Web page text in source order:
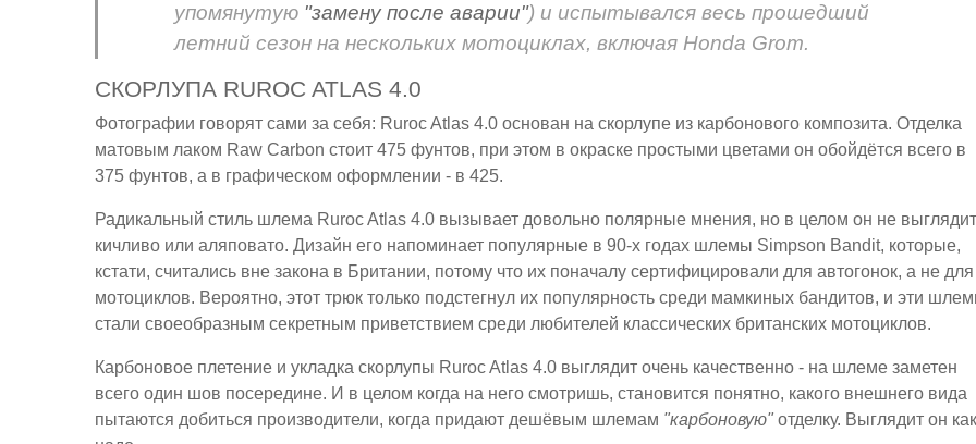
упомянутую "замену после аварии") и испытывался весь прошедший
летний сезон на нескольких мотоциклах, включая Honda Grom.
СКОРЛУПА RUROC ATLAS 4.0
Фотографии говорят сами за себя: Ruroc Atlas 4.0 основан на скорлупе из карбонового композита. Отделка
матовым лаком Raw Carbon стоит 475 фунтов, при этом в окраске простыми цветами он обойдётся всего в
375 фунтов, а в графическом оформлении - в 425.
Радикальный стиль шлема Ruroc Atlas 4.0 вызывает довольно полярные мнения, но в целом он не выглядит
кичливо или аляповато. Дизайн его напоминает популярные в 90-х годах шлемы Simpson Bandit, которые,
кстати, считались вне закона в Британии, потому что их поначалу сертифицировали для автогонок, а не для
мотоциклов. Вероятно, этот трюк только подстегнул их популярность среди мамкиных бандитов, и эти
стали своеобразным секретным приветствием среди любителей классических британских мотоциклов.
Карбоновое плетение и укладка скорлупы Ruroc Atlas 4.0 выглядит очень качественно - на шлеме заметен
всего один шов посередине. И в целом когда на него смотришь, становится понятно, какого внешнего вида
пытаются добиться производители, когда придают дешёвым шлемам "карбоновую" отделку. Выглядит он как